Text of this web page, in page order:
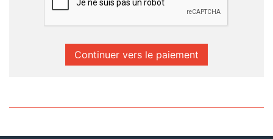
Continuer vers le paiement